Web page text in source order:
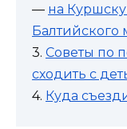
— на
Балтийского
3. Советы по
сходить с
4. Куда